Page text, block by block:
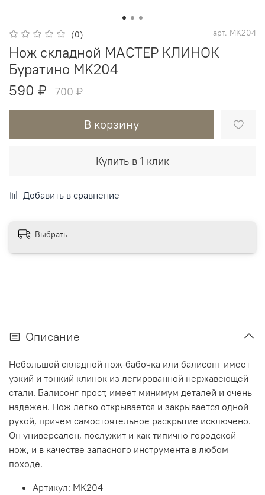
(0) арт. MK204
Нож складной МАСТЕР КЛИНОК
Буратино MK204
590 ₽
700 ₽
В корзину
Купить в 1 клик
Добавить в сравнение
Выбрать
Описание
Небольшой складной нож-бабочка или балисонг имеет
узкий и тонкий клинок из легированной нержавеющей
стали. Балисонг прост, имеет минимум деталей и очень
надежен. Нож легко открывается и закрывается одной
рукой, причем самостоятельное раскрытие исключено.
Он универсален, послужит и как типично городской
нож, и в качестве запасного инструмента в любом
походе.
Артикул: MK204